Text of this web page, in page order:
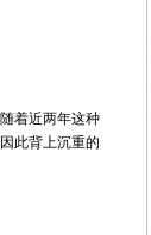
着近两年这种
此背上沉重的